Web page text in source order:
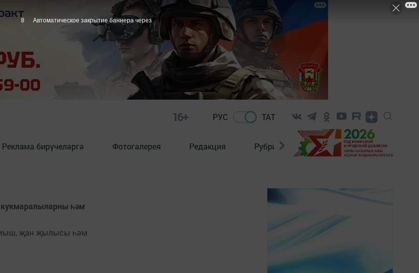
16+ РУС ТАТ
Реклама бирүчеләргә Фотогалерея Редакция Рубрикалар
һәм
җан җылысы һәм
7 Автоматическое закрытие баннера через